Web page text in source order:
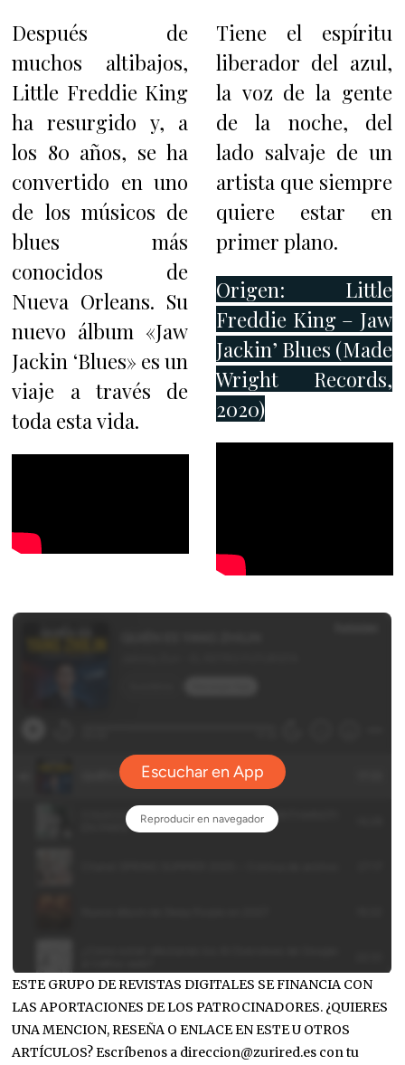
Después de
muchos altibajos,
Little Freddie King
ha resurgido y, a
los 80 años, se ha
convertido en uno
de los músicos de
blues más
conocidos de
Nueva Orleans. Su
nuevo álbum «Jaw
Jackin ‘Blues» es un
viaje a través de
toda esta vida.
Tiene el espíritu
liberador del azul,
la voz de la gente
de la noche, del
lado salvaje de un
artista que siempre
quiere estar en
primer plano.
Origen: Little
Freddie King – Jaw
Jackin’ Blues (Made
Wright Records,
2020)
ESTE GRUPO DE REVISTAS DIGITALES SE FINANCIA CON
LAS APORTACIONES DE LOS PATROCINADORES. ¿QUIERES
UNA MENCION, RESEÑA O ENLACE EN ESTE U OTROS
ARTÍCULOS? Escríbenos a direccion@zurired.es con tu